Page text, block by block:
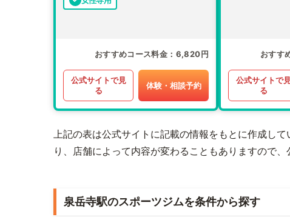
おすすめコース料金 6,820円
公式サイトで見
る
体験・相談予約
おすす
公式サイトで
る
上記の表は公式サイトに記載の情報をもとに作成し
り、店舗によって内容が変わることもありますので、
泉岳寺駅のスポーツジムを条件から探す